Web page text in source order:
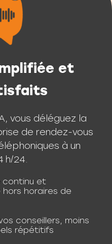
et
vous déléguez la
de rendez-vous
à un
h/24.
continu et
horaires de
conseillers, moins
répétitifs